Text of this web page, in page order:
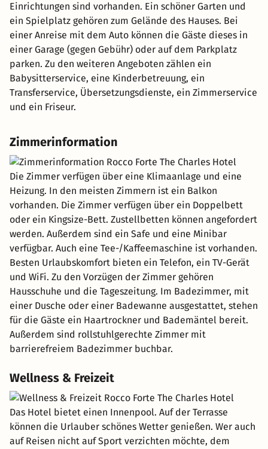
Einrichtungen sind vorhanden. Ein schöner Garten und
ein Spielplatz gehören zum Gelände des Hauses. Bei
einer Anreise mit dem Auto können die Gäste dieses in
einer Garage (gegen Gebühr) oder auf dem Parkplatz
parken. Zu den weiteren Angeboten zählen ein
Babysitterservice, eine Kinderbetreuung, ein
Transferservice, Übersetzungsdienste, ein Zimmerservice
und ein Friseur.
Zimmerinformation
Die Zimmer verfügen über eine Klimaanlage und eine
Heizung. In den meisten Zimmern ist ein Balkon
vorhanden. Die Zimmer verfügen über ein Doppelbett
oder ein Kingsize-Bett. Zustellbetten können angefordert
werden. Außerdem sind ein Safe und eine Minibar
verfügbar. Auch eine Tee-/Kaffeemaschine ist vorhanden.
Besten Urlaubskomfort bieten ein Telefon, ein TV-Gerät
und WiFi. Zu den Vorzügen der Zimmer gehören
Hausschuhe und die Tageszeitung. Im Badezimmer, mit
einer Dusche oder einer Badewanne ausgestattet, stehen
für die Gäste ein Haartrockner und Bademäntel bereit.
Außerdem sind rollstuhlgerechte Zimmer mit
barrierefreiem Badezimmer buchbar.
Wellness & Freizeit
Das Hotel bietet einen Innenpool. Auf der Terrasse
können die Urlauber schönes Wetter genießen. Wer auch
auf Reisen nicht auf Sport verzichten möchte, dem